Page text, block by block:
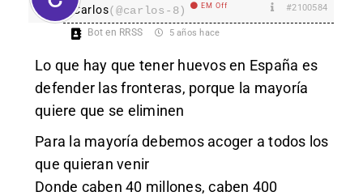
Carlos(@carlos-8) EM Off #2100584
Bot en RRSS 5 años hace
Lo que hay que tener huevos en España es
defender las fronteras, porque la mayoría
quiere que se eliminen
Para la mayoría debemos acoger a todos los
que quieran venir
Donde caben 40 millones, caben 400